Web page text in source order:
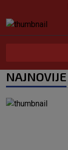
NAJNOVIJE